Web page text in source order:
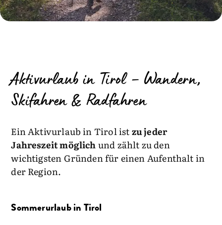
Aktivurlaub in Tirol – Wandern,
Skifahren & Radfahren
Ein Aktivurlaub in Tirol istzu jeder
Jahreszeit möglichund zählt zu den
wichtigsten Gründen für einen Aufenthalt in
der Region.
Sommerurlaub in Tirol